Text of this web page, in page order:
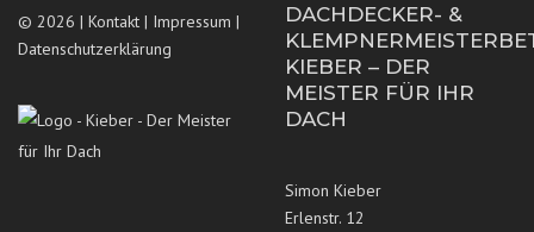
© 2026 | Kontakt | Impressum |
Datenschutzerklärung
DACHDECKER- &
KIEBER – DER
MEISTER FÜR IHR
DACH
Simon Kieber
Erlenstr. 12